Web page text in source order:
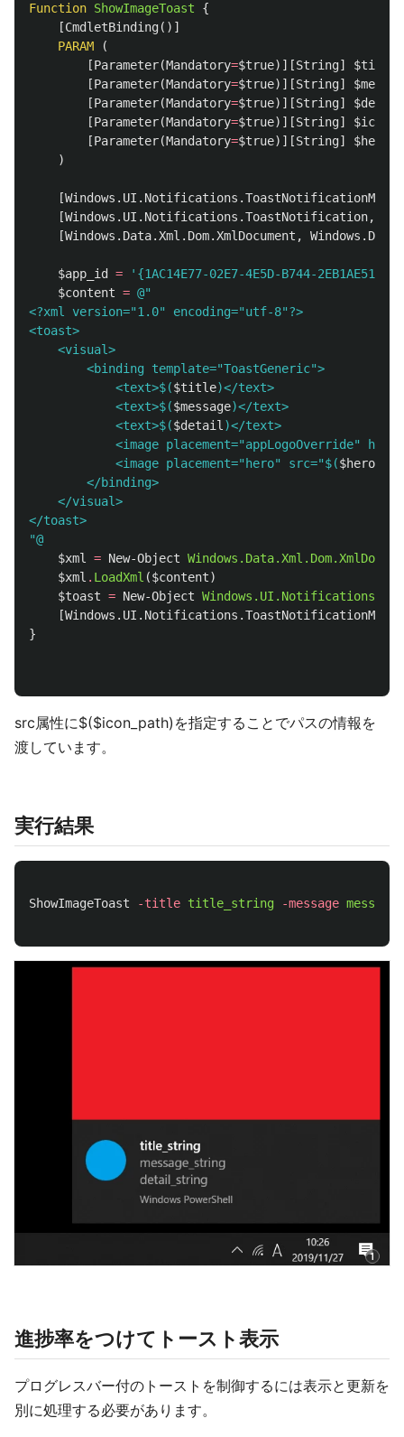
Function ShowImageToast
{
[CmdletBinding()]
PARAM
(
[Parameter(Mandatory=$true)][String] $title
[Parameter(Mandatory=$true)][String]
[Parameter(Mandatory=$true)][String]
$detail
[Parameter(Mandatory=$true)][String]
[Parameter(Mandatory=$true)][String]
)
[
[Windows.UI.Notifications.ToastNotification,
[Windows.Data.Xml.Dom.XmlDocument ,
$app_id =
'{1AC14E77-02E7-4E5D-B744-
$content = @"
<?xml version="1.0" encoding="utf-8"?>
<toast>
    <visual>
        <binding template="ToastGeneric">
            <text>
$($title)</text>
            <text>
$($message)</text>
            <text>
$($detail )</text>
<image placement="appLogoOverride"
            <image placement="hero" src="
$(
        </binding>
    </visual>
</toast>
"@
$xml
= New-Object
$xml . LoadXml ($content)
$toast = New-Object
[
}
src属性に$($icon_path)を指定することでパスの情報を
渡しています。
実行結果
ShowImageToast -title title_string -message
進捗率をつけてトースト表示
プログレスバー付のトーストを制御するには表示と更新を
別に処理する必要があります。